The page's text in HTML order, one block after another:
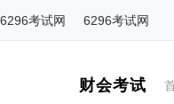
6296考试网 6296考试网
财会考试